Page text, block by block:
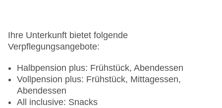
Ihre Unterkunft bietet folgende
Verpflegungsangebote:
Halbpension plus: Frühstück, Abendessen
Vollpension plus: Frühstück, Mittagessen,
Abendessen
All inclusive: Snacks